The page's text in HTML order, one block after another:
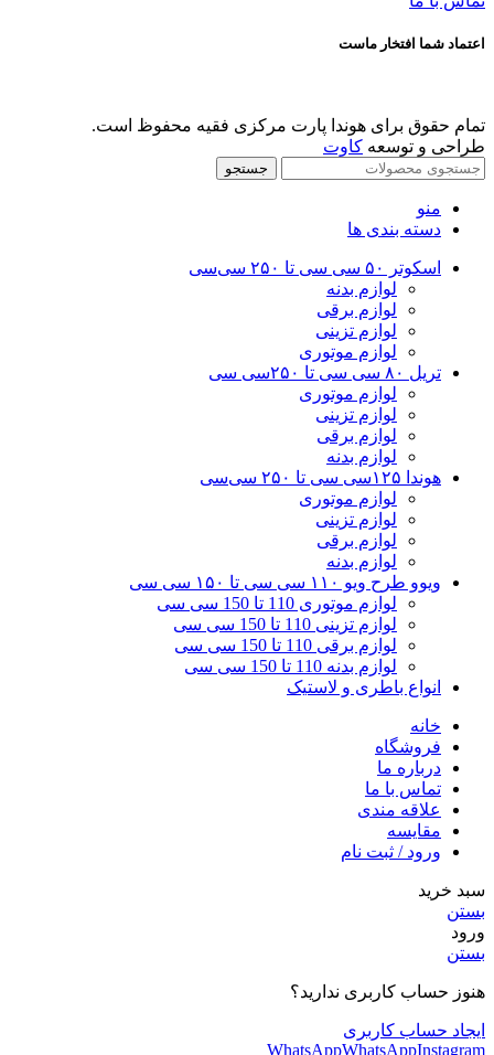
اعتماد شما افتخار ماست
تمام حقوق برای هوندا پارت مرکزی فقیه محفوظ است.
طراحی و توسعه کاوت
جستجو
منو
دسته بندی ها
اسکوتر ۵۰ سی سی تا ۲۵۰ سی‌سی
لوازم بدنه
لوازم برقی
لوازم تزینی
لوازم موتوری
تریل ۸۰ سی سی تا ۲۵۰سی سی
لوازم موتوری
لوازم تزینی
لوازم برقی
لوازم بدنه
هوندا ۱۲۵سی سی تا ۲۵۰ سی‌سی
لوازم موتوری
لوازم تزینی
لوازم برقی
لوازم بدنه
ویوو طرح ویو ۱۱۰ سی سی تا ۱۵۰ سی سی
لوازم موتوری 110 تا 150 سی سی
لوازم تزینی 110 تا 150 سی سی
لوازم برقی 110 تا 150 سی سی
لوازم بدنه 110 تا 150 سی سی
انواع باطری و لاستیک
خانه
فروشگاه
درباره ما
تماس با ما
علاقه مندی
مقایسه
ورود / ثبت نام
سبد خرید
بستن
ورود
بستن
هنوز حساب کاربری ندارید؟
ایجاد حساب کاربری
Instagram
WhatsApp
WhatsApp